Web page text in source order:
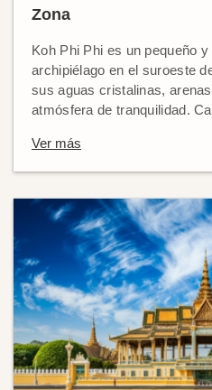
Zona
Koh Phi Phi es un pequeño
archipiélago en el suroeste
sus aguas cristalinas,
atmósfera de tranquilidad.
Ver más